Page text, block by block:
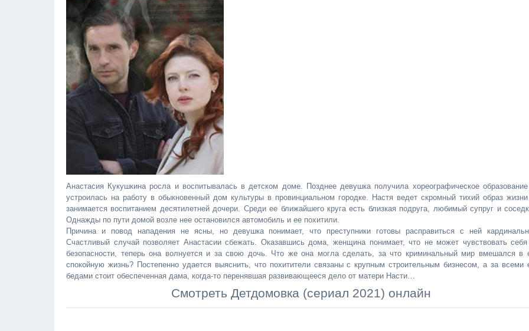
Анастасия Кукушкина росла и воспитывалась в детском доме. Позднее девушка получила хореографическое
устроилась на работу в обыкновенный дом культуры в провинциальном городке. Настя ведет скромный тихий образ
занимается воспитанием десятилетней дочери. Среди ее ближайшего круга есть близкая подруга, любимый супруг и
Однажды по пути домой возле нее остановился автомобиль и ее похитили.
Причина и повод нападения не ясны, но девушка понимает, что преступники готовы расправиться с ней
Счастливый случай позволяет Анастасии сбежать. Оказавшись дома, женщина понимает, что не может чувствовать
безопасности, теперь она волнуется и за свою дочь. Что же она могла сделать, за что криминальный мир вмешался в
спокойную жизнь? Постепенно удается выяснить, что похитители связаны с крупным строительным бизнесом, а за всеми
бедами стоит обеспеченная дама, когда-то перенявшая развивающееся дело от матери Насти…
Смотреть Детдомовка (сериал 2021) онлайн